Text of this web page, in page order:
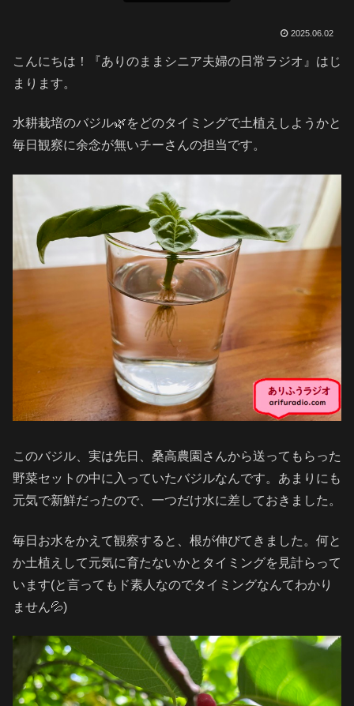
2025.06.02
こんにちは！『ありのままシニア夫婦の日常ラジオ』はじ
まります。
水耕栽培のバジル🌿をどのタイミングで土植えしようかと
毎日観察に余念が無いチーさんの担当です。
このバジル、実は先日、桑高農園さんから送ってもらった
野菜セットの中に入っていたバジルなんです。あまりにも
元気で新鮮だったので、一つだけ水に差しておきました。
毎日お水をかえて観察すると、根が伸びてきました。何と
か土植えして元気に育たないかとタイミングを見計らって
います(と言ってもド素人なのでタイミングなんてわかり
ません💦)